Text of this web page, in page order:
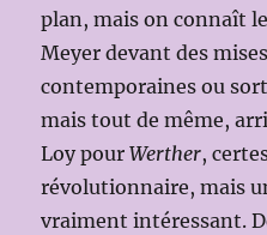
plan, mais on connaît
Meyer devant des
contemporaines ou
mais tout de même,
Loy pourWerther,
révolutionnaire, mais
vraiment intéressant.